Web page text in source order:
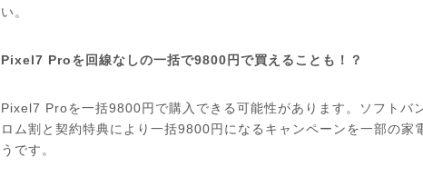
い。
Pixel7 Proを回線なしの一括で9800円で買えることも！？
Pixel7 Proを一括9800円で購入できる可能性があります。ソフトバ
ロム割と契約特典により一括9800円になるキャンペーンを一部の家
うです。